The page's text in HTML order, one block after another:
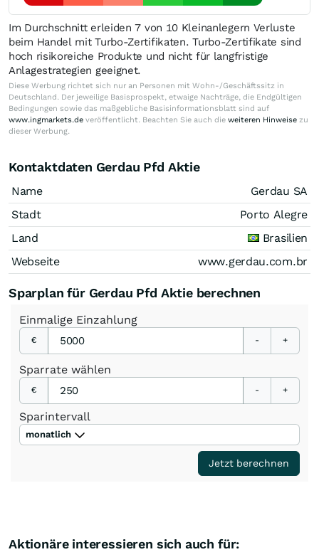
Im Durchschnitt erleiden 7 von 10 Kleinanlegern Verluste
beim Handel mit Turbo-Zertifikaten. Turbo-Zertifikate sind
hoch risikoreiche Produkte und nicht für langfristige
Anlagestrategien geeignet.
Diese Werbung richtet sich nur an Personen mit Wohn-/Geschäftssitz in
Deutschland. Der jeweilige Basisprospekt, etwaige Nachträge, die Endgültigen
Bedingungen sowie das maßgebliche Basisinformationsblatt sind auf
www.ingmarkets.de veröffentlicht. Beachten Sie auch die weiteren Hinweise zu
dieser Werbung.
Kontaktdaten Gerdau Pfd Aktie
Name
Gerdau SA
Stadt
Porto Alegre
Land
Brasilien
Webseite
www.gerdau.com.br
Sparplan für Gerdau Pfd Aktie berechnen
Einmalige Einzahlung
€ - +
Sparrate wählen
€ - +
Sparintervall
monatlich
Jetzt berechnen
Aktionäre interessieren sich auch für: